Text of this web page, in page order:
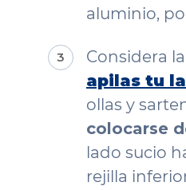
aluminio,
Considera
apilas tu
ollas y
colocarse
lado sucio
rejilla